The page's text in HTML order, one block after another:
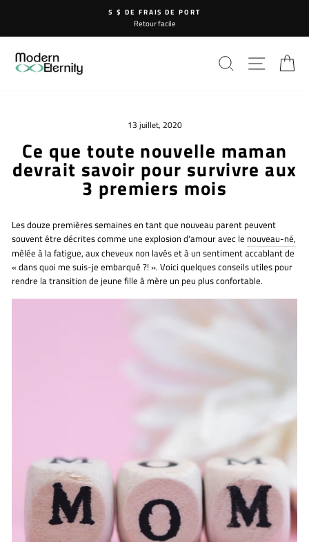
contenu
5 $ DE FRAIS DE PORT
Retour facile
13 juillet, 2020
Ce que toute nouvelle maman
devrait savoir pour survivre aux
3 premiers mois
Les douze premières semaines en tant que nouveau parent peuvent
souvent être décrites comme une explosion d'amour avec le nouveau-né,
mêlée à la fatigue, aux cheveux non lavés et à un sentiment accablant de
« dans quoi me suis-je embarqué ?! ». Voici quelques conseils utiles pour
rendre la transition de jeune fille à mère un peu plus confortable.